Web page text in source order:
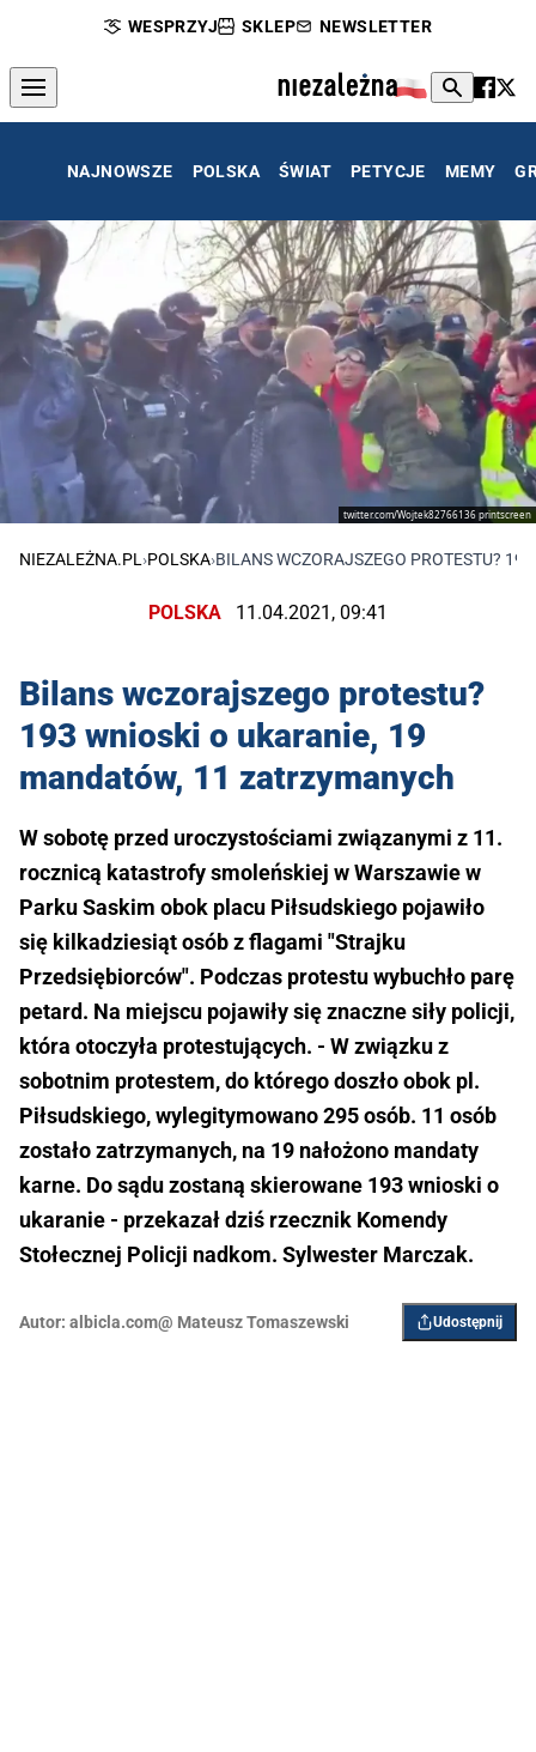
WESPRZYJ SKLEP NEWSLETTER
NAJNOWSZE POLSKA ŚWIAT PETYCJE MEMY
twitter.com/Wojtek82766136 printscreen
NIEZALEŻNA.PL›POLSKA›BILANS WCZORAJSZEGO PROTESTU?
POLSKA 11.04.2021, 09:41
Bilans wczorajszego protestu?
193 wnioski o ukaranie, 19
mandatów, 11 zatrzymanych
W sobotę przed uroczystościami związanymi z 11.
rocznicą katastrofy smoleńskiej w Warszawie w
Parku Saskim obok placu Piłsudskiego pojawiło
się kilkadziesiąt osób z flagami "Strajku
Przedsiębiorców". Podczas protestu wybuchło parę
petard. Na miejscu pojawiły się znaczne siły policji,
która otoczyła protestujących. - W związku z
sobotnim protestem, do którego doszło obok pl.
Piłsudskiego, wylegitymowano 295 osób. 11 osób
zostało zatrzymanych, na 19 nałożono mandaty
karne. Do sądu zostaną skierowane 193 wnioski o
ukaranie - przekazał dziś rzecznik Komendy
Stołecznej Policji nadkom. Sylwester Marczak.
Autor: albicla.com@ Mateusz Tomaszewski Udostępnij